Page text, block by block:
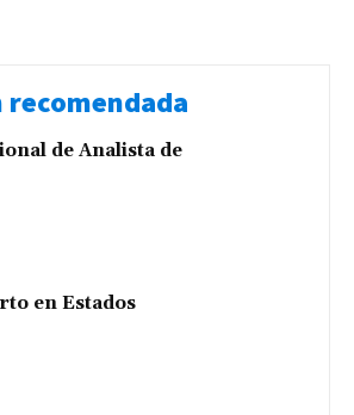
recomendada
de Analista de
en Estados